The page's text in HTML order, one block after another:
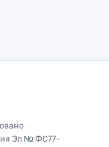
Эл № ФС77-